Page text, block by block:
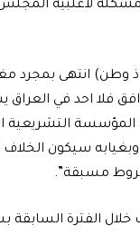
لاغلبية
وطن) انتهى
فلا احد في العراق
المؤسسة
وبغيابه سيكون
مسبقة”.
خلال الفترة